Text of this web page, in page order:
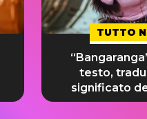
TUTTO
testo,
significato